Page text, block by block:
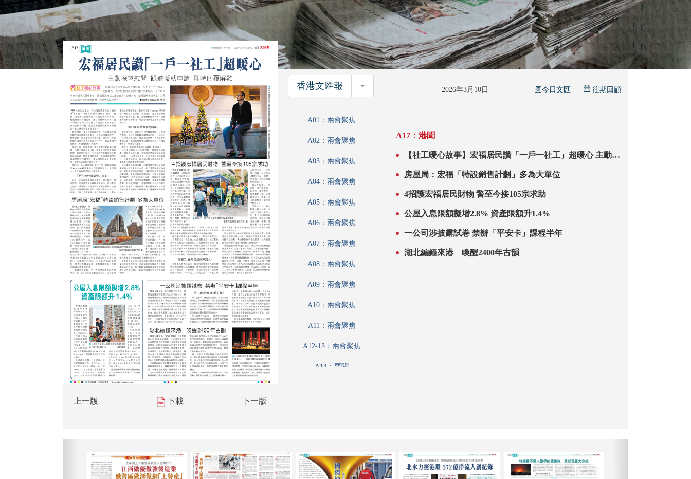
上一版 下載 下一版
香港文匯報 香港文匯報 2026年3月10日 今日文匯 往期回顧
A01：兩會聚焦
A02：兩會聚焦
A03：兩會聚焦
A04：兩會聚焦
A05：兩會聚焦
A06：兩會聚焦
A07：兩會聚焦
A08：兩會聚焦
A09：兩會聚焦
A10：兩會聚焦
A11：兩會聚焦
A12-13：兩會聚焦
A14：要聞
A19：港聞
A17：港聞
【社工暖心故事】宏福居民讚「一戶一社工」超暖心 主動探
房屋局：宏福「特設銷售計劃」多為大單位
4招護宏福居民財物 警至今接105宗求助
公屋入息限額擬增2.8% 資產限額升1.4%
一公司涉披露試卷 禁辦「平安卡」課程半年
湖北編鐘來港 喚醒2400年古韻